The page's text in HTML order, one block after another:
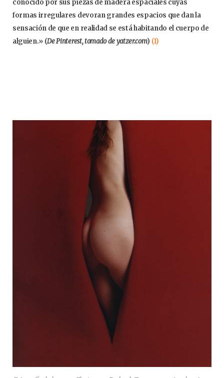
conocido por sus piezas de madera espaciales cuyas
formas irregulares devoran grandes espacios que dan la
sensación de que en realidad se está habitando el cuerpo de
alguien.» (De Pinterest, tomado de yatzer.com) (1)